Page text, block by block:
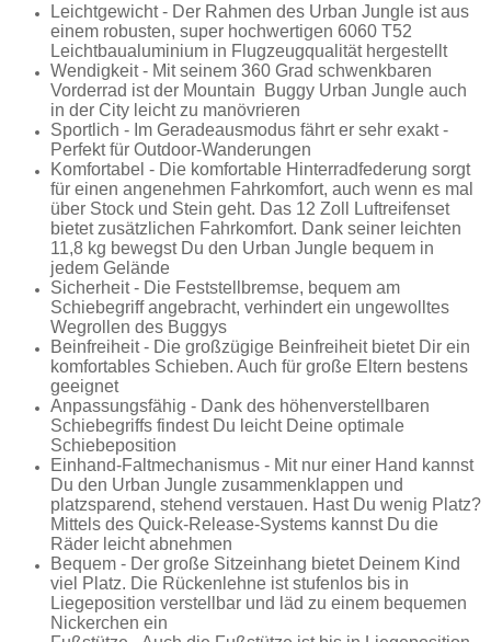
Leichtgewicht - Der Rahmen des Urban Jungle ist aus
einem robusten, super hochwertigen 6060 T52
Leichtbaualuminium in Flugzeugqualität hergestellt
Wendigkeit - Mit seinem 360 Grad schwenkbaren
Vorderrad ist der Mountain Buggy Urban Jungle auch
in der City leicht zu manövrieren
Sportlich - Im Geradeausmodus fährt er sehr exakt -
Perfekt für Outdoor-Wanderungen
Komfortabel - Die komfortable Hinterradfederung sorgt
für einen angenehmen Fahrkomfort, auch wenn es mal
über Stock und Stein geht. Das 12 Zoll Luftreifenset
bietet zusätzlichen Fahrkomfort. Dank seiner leichten
11,8 kg bewegst Du den Urban Jungle bequem in
jedem Gelände
Sicherheit - Die Feststellbremse, bequem am
Schiebegriff angebracht, verhindert ein ungewolltes
Wegrollen des Buggys
Beinfreiheit - Die großzügige Beinfreiheit bietet Dir ein
komfortables Schieben. Auch für große Eltern bestens
geeignet
Anpassungsfähig - Dank des höhenverstellbaren
Schiebegriffs findest Du leicht Deine optimale
Schiebeposition
Einhand-Faltmechanismus - Mit nur einer Hand kannst
Du den Urban Jungle zusammenklappen und
platzsparend, stehend verstauen. Hast Du wenig Platz?
Mittels des Quick-Release-Systems kannst Du die
Räder leicht abnehmen
Bequem - Der große Sitzeinhang bietet Deinem Kind
viel Platz. Die Rückenlehne ist stufenlos bis in
Liegeposition verstellbar und läd zu einem bequemen
Nickerchen ein